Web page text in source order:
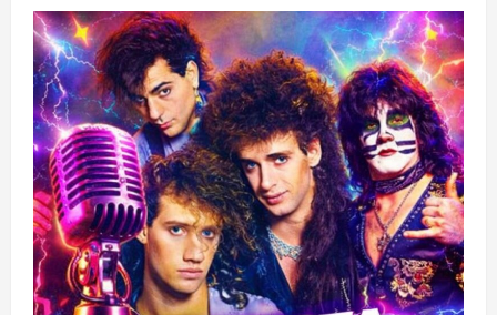
Colombia,
Ecuador
y
Perú
crean
red
de
seguridad
para
enfrentar
al
crimen
trasnacional